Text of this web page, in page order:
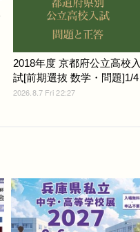
2018年度 京都府公立高校入
試[前期選抜 数学・問題]1/4
2026.8.7 Fri 22:27